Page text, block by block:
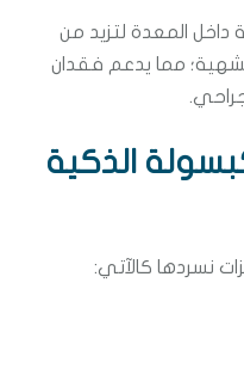
داخل المعدة لتزيد من
مما يدعم فقدان
الذكية
نسردها كالآتي: